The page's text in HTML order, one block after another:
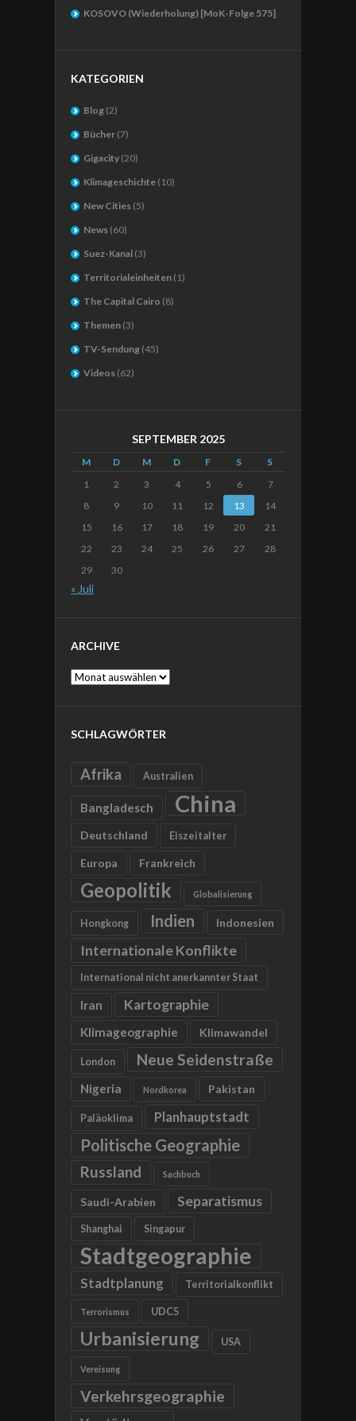
KOSOVO (Wiederholung) [MoK-Folge 575]
KATEGORIEN
Blog (2)
Bücher (7)
Gigacity (20)
Klimageschichte (10)
New Cities (5)
News (60)
Suez-Kanal (3)
Territorialeinheiten (1)
The Capital Cairo (8)
Themen (3)
TV-Sendung (45)
Videos (62)
SEPTEMBER 2025
M D M D F S
S
1
2 3 4 5 6
7
8
9 10 11 12 13
14
15
16 17 18 19 20
21
22
23 24 25 26 27
28
29
30
« Juli
ARCHIVE
Archive
SCHLAGWÖRTER
Afrika Australien
Bangladesch China
Deutschland Eiszeitalter
Europa Frankreich
Geopolitik Globalisierung
Hongkong Indien Indonesien
Internationale Konflikte
International nicht anerkannter Staat
Iran Kartographie
Klimageographie Klimawandel
London Neue Seidenstraße
Nigeria Nordkorea Pakistan
Paläoklima Planhauptstadt
Politische Geographie
Russland Sachbuch
Saudi-Arabien Separatismus
Shanghai Singapur
Stadtgeographie
Stadtplanung Territorialkonflikt
Terrorismus UDC5
Urbanisierung USA
Vereisung
Verkehrsgeographie